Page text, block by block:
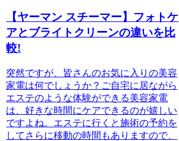
【ヤーマン スチーマー】フォトケ
アとブライトクリーンの違いを比
較!
突然ですが、皆さんのお気に入りの美容
家電は何でしょうか？ご自宅に居ながら
エステのような体験ができる美容家電
は、好きな時間にケアできるのが嬉しい
ですよね。エステに行くと施術の予約を
してさらに移動の時間もありますので、